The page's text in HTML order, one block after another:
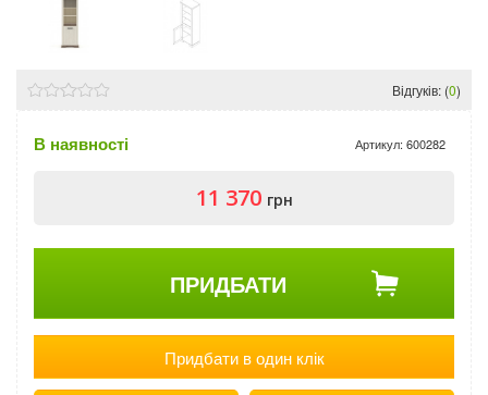
Відгуків: (0)
В наявності Артикул: 600282
11 370 грн
ПРИДБАТИ
Придбати в один клік